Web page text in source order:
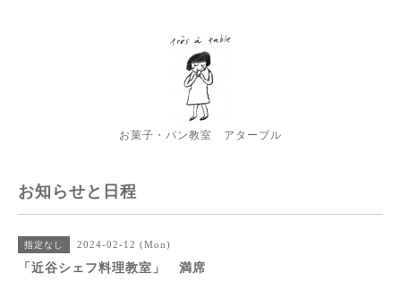
お菓子・パン教室 アターブル
お知らせと日程
指定なし 2024-02-12 (Mon)
「近谷シェフ料理教室」 満席